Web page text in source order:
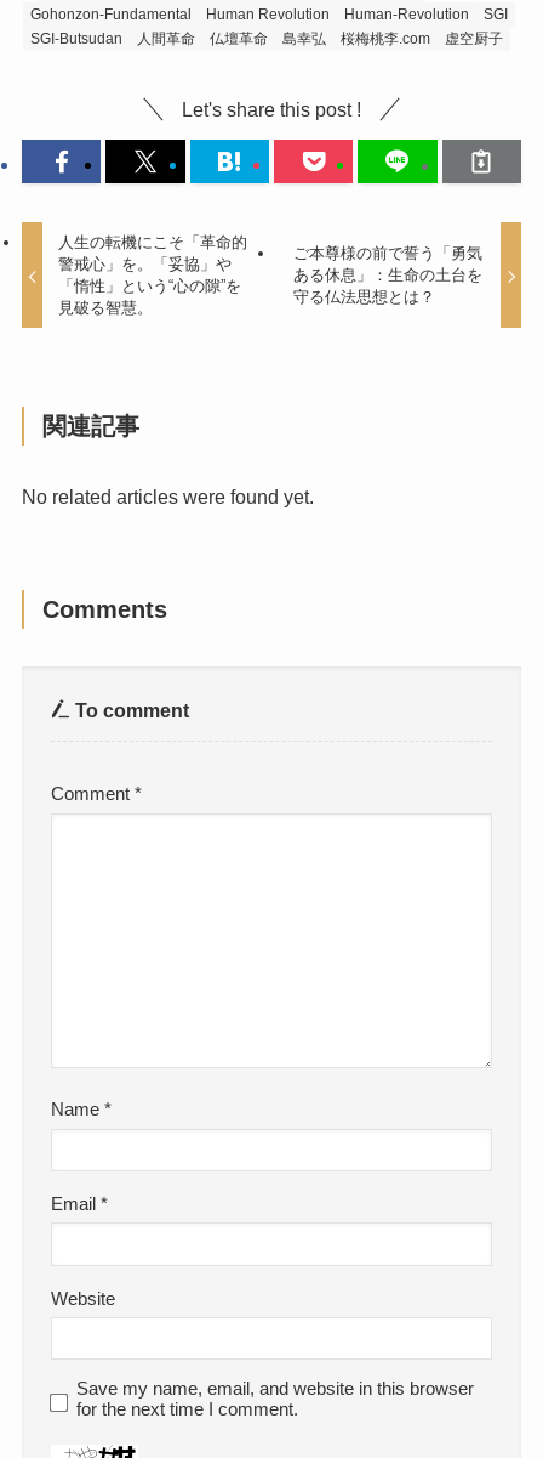
Gohonzon-Fundamental
Human Revolution Human-Revolution
SGI
SGI-Butsudan
人間革命 仏壇革命 島幸弘 桜梅桃李.com 虚空厨子
Let's share this post !
人生の転機にこそ「革命的
警戒心」を。「妥協」や
「惰性」という“心の隙”を
見破る智慧。
ご本尊様の前で誓う「勇気
ある休息」：生命の土台を
守る仏法思想とは？
関連記事
No related articles were found yet.
Comments
To comment
Comment*
Name*
Email*
Website
Save my name, email, and website in this browser
for the next time I comment.